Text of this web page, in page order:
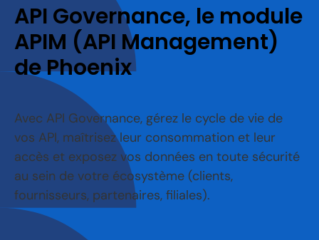
API Governance, le module
APIM (API Management)
de Phoenix
Avec API Governance, gérez le cycle de vie de
vos API, maîtrisez leur consommation et leur
accès et exposez vos données en toute sécurité
au sein de votre écosystème (clients,
fournisseurs, partenaires, filiales).